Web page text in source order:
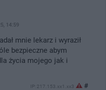
14:59
mnie lekarz i wyraził
bezpieczne abym
życia mojego jak i
IP: 217.153.xx1.xx3 #